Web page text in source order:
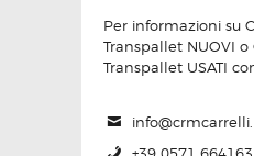
Per informazioni su
Transpallet NUOVI
Transpallet USATI